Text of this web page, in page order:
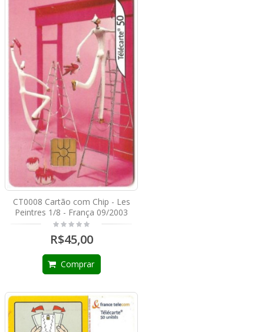
CT0008 Cartão com Chip - Les
Peintres 1/8 - França 09/2003
R$45,00
Comprar